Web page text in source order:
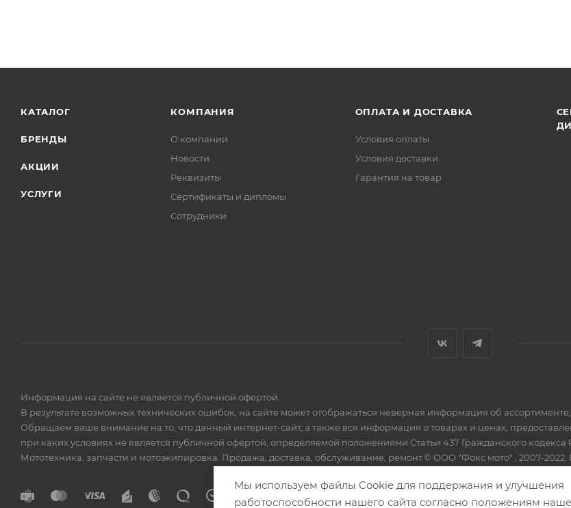
КАТАЛОГ
БРЕНДЫ
АКЦИИ
УСЛУГИ
КОМПАНИЯ
О компании
Новости
Реквизиты
Сертификаты и дипломы
Сотрудники
ОПЛАТА И ДОСТАВКА
Условия оплаты
Условия доставки
Гарантия на товар
Информация на сайте не является публичной офертой.
В результате возможных технических ошибок, на сайте может отображаться неверная информация об
Обращаем ваше внимание на то, что данный интернет-сайт, а также вся информация о товарах и ценах,
при каких условиях не является публичной офертой, определяемой положениями Статьи 437 Гражданского
Мототехника, запчасти и мотоэкипировка. Продажа, доставка, обслуживание, ремонт.© ООО "Фокс мото" , 2007-
Мы используем файлы Cookie для поддержания и улучшения
работоспособности нашего сайта согласно положениям